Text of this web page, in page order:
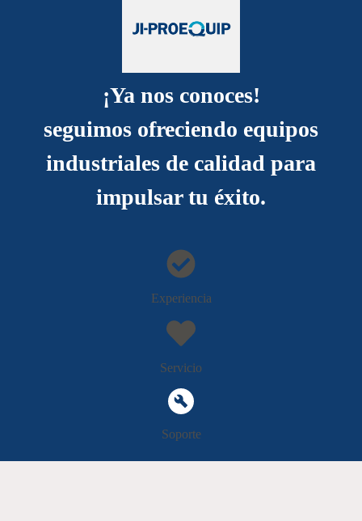
¡Ya nos conoces!
seguimos ofreciendo equipos
industriales de calidad para
impulsar tu éxito.
Experiencia
Servicio
Soporte